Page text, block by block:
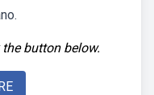
button below.